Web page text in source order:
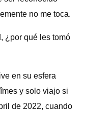
no me toca.
¿por qué les tomó
en su esfera
y solo viajo si
de 2022, cuando